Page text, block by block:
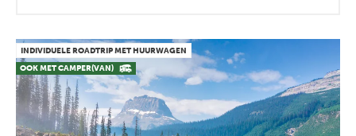
INDIVIDUELE ROADTRIP MET HUURWAGEN
OOK MET CAMPER(VAN)